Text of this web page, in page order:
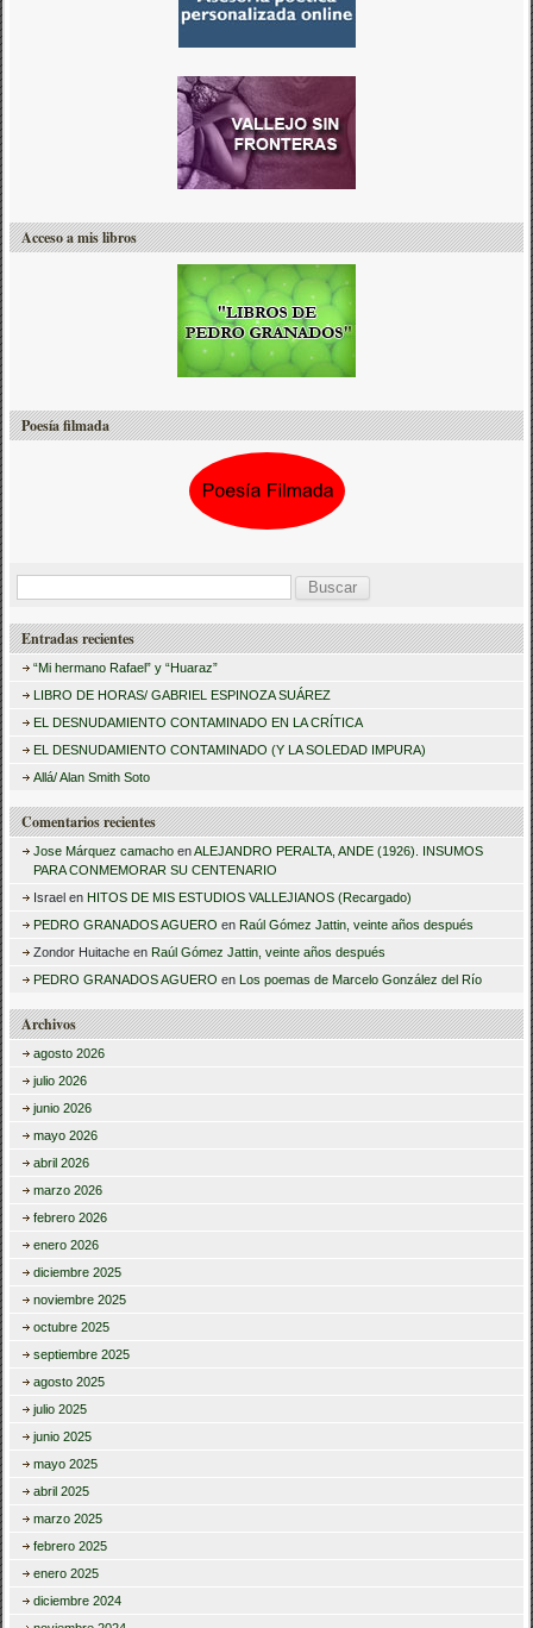
Acceso a mis libros
Poesía filmada
s
r
Entradas recientes
“Mi hermano Rafael” y “Huaraz”
LIBRO DE HORAS/ GABRIEL ESPINOZA SUÁREZ
EL DESNUDAMIENTO CONTAMINADO EN LA CRÍTICA
EL DESNUDAMIENTO CONTAMINADO (Y LA SOLEDAD IMPURA)
Allá/ Alan Smith Soto
Comentarios recientes
Jose Márquez camacho enALEJANDRO PERALTA, ANDE (1926). INSUMOS
PARA CONMEMORAR SU CENTENARIO
Israel en HITOS DE MIS ESTUDIOS VALLEJIANOS (Recargado)
PEDRO GRANADOS AGUERO en Raúl Gómez Jattin, veinte años después
Zondor Huitache en Raúl Gómez Jattin, veinte años después
PEDRO GRANADOS AGUERO en Los poemas de Marcelo González del Río
Archivos
agosto 2026
julio 2026
junio 2026
mayo 2026
abril 2026
marzo 2026
febrero 2026
enero 2026
diciembre 2025
noviembre 2025
octubre 2025
septiembre 2025
agosto 2025
julio 2025
junio 2025
mayo 2025
abril 2025
marzo 2025
febrero 2025
enero 2025
diciembre 2024